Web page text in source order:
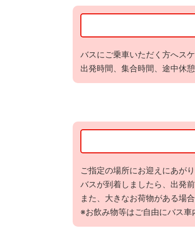
バスにご乗車いただく方へス
出発時間、集合時間、途中休
ご指定の場所にお迎えにあがり
バスが到着しましたら、出発
また、大きなお荷物がある場
※お飲み物等はご自由にバス車